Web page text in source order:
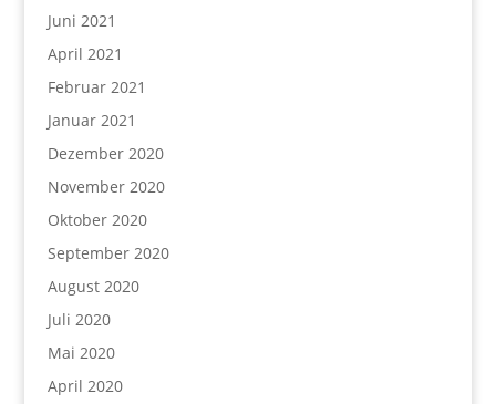
Juni 2021
April 2021
Februar 2021
Januar 2021
Dezember 2020
November 2020
Oktober 2020
September 2020
August 2020
Juli 2020
Mai 2020
April 2020